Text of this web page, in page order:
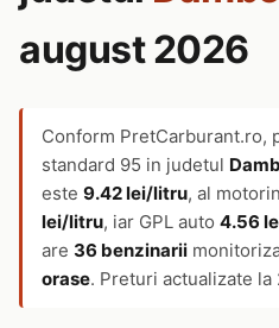
august 2026
Conform PretCarburant.ro,
standard 95 in judetul
este 9.42 lei/litru, al
lei/litru, iar GPL auto 4.56
are 36 benzinarii
orase. Preturi actualizate la